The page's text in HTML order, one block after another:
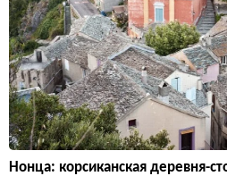
Нонца: корсиканская деревня-